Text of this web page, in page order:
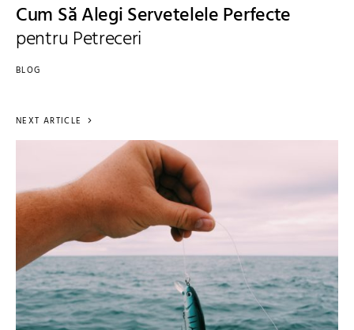
Cum Să Alegi Servetelele Perfecte
pentru Petreceri
BLOG
NEXT ARTICLE